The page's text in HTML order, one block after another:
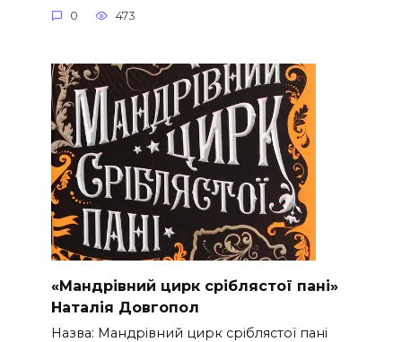
0 473
«Мандрівний цирк сріблястої пані»
Наталія Довгопол
Назва: Мандрівний цирк сріблястої пані